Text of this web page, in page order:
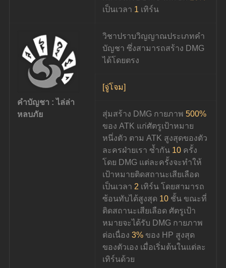
เป็นเวลา 1 เทิร์น
คำบัญชา : ไล่ล่า
หลบภัย
วิชาปราบวิญญาณประเภทคำ
บัญชา ซึ่งสามารถสร้าง DMG
ได้โดยตรง
[จู่โจม]
สุ่มสร้าง DMG กายภาพ 500%
ของ ATK แก่ศัตรูเป้าหมาย
หนึ่งตัว ตาม ATK สูงสุดของตัว
ละครฝ่ายเรา ซ้ำกัน 10 ครั้ง
โดย DMG แต่ละครั้งจะทำให้
เป้าหมายติดสถานะเสียเลือด
เป็นเวลา 2 เทิร์น โดยสามารถ
ซ้อนทับได้สูงสุด 10 ชั้น ขณะที่
ติดสถานะเสียเลือด ศัตรูเป้า
หมายจะได้รับ DMG กายภาพ
ต่อเนื่อง 3% ของ HP สูงสุด
ของตัวเอง เมื่อเริ่มต้นในแต่ละ
เทิร์นด้วย